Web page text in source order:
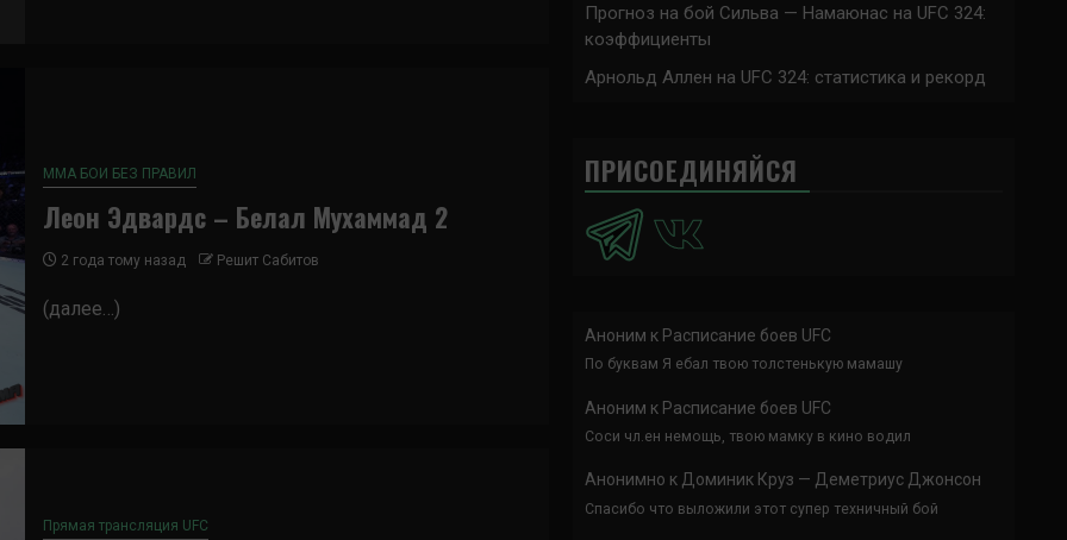
ММА БОИ БЕЗ ПРАВИЛ
Леон Эдвардс – Белал Мухаммад 2
2 года тому назад Решит Сабитов
(далее…)
Прямая трансляция UFC
Прогноз на бой Сильва — Намаюнас на UFC 324:
коэффициенты
Арнольд Аллен на UFC 324: статистика и рекорд
ПРИСОЕДИНЯЙСЯ
Аноним к Расписание боев UFC
По буквам Я ебал твою толстенькую мамашу
Аноним к Расписание боев UFC
Соси чл.ен немощь, твою мамку в кино водил
Анонимно к Доминик Круз — Деметриус Джонсон
Спасибо что выложили этот супер техничный бой